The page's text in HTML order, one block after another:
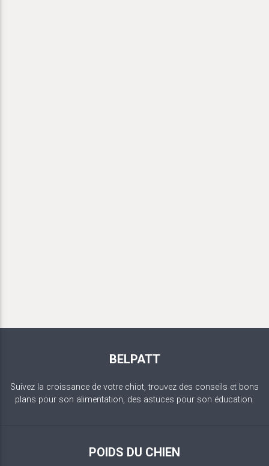
BELPATT
Suivez la croissance de votre chiot, trouvez des conseils et bons
plans pour son alimentation, des astuces pour son éducation.
POIDS DU CHIEN